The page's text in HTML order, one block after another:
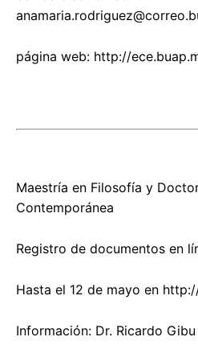
página web: http://
Maestría en Filosofía y
Contemporánea
Registro de documentos en
Hasta el 12 de mayo en
Información: Dr. Ricardo